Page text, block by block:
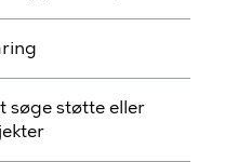
søge støtte eller